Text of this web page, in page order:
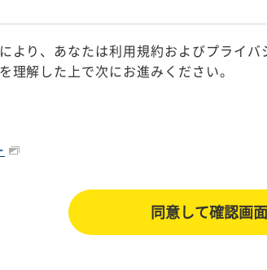
より、あなたは利用規約およびプライバ
理解した上で次にお進みください。